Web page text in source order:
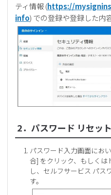
ティ情報 (https://
info) での登録や登録した内
2．パスワード リセッ
パスワード入力画面にお
合] をクリック、もしくは
し、セルフサービス パス
す。